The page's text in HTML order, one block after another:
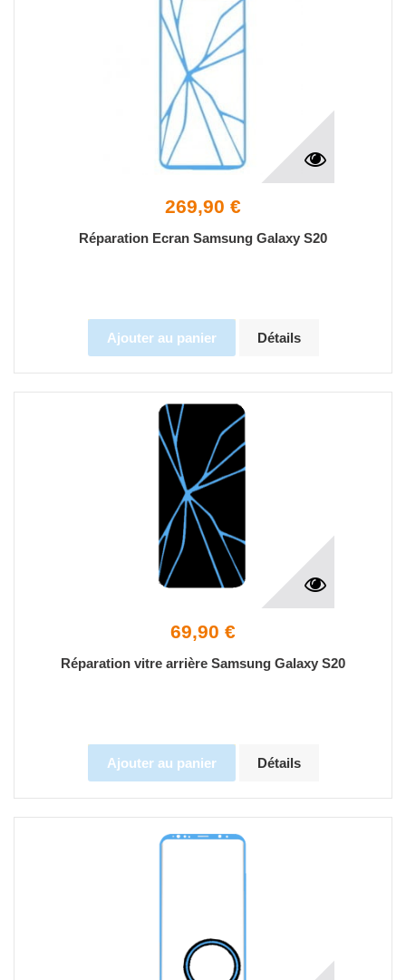
269,90 €
Réparation Ecran Samsung Galaxy S20
Ajouter au panier Détails
69,90 €
Réparation vitre arrière Samsung Galaxy S20
Ajouter au panier Détails